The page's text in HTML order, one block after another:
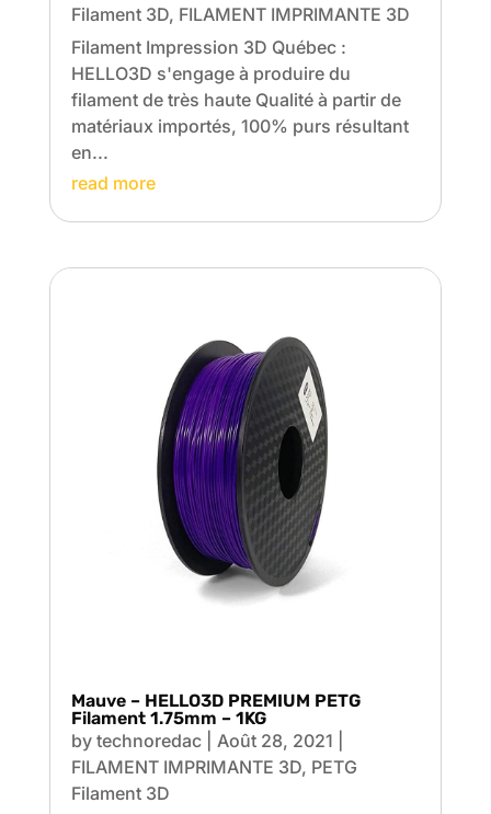
Filament 3D, FILAMENT IMPRIMANTE 3D
Filament Impression 3D Québec :
HELLO3D s'engage à produire du
filament de très haute Qualité à partir de
matériaux importés, 100% purs résultant
en...
read more
Mauve – HELLO3D PREMIUM PETG
Filament 1.75mm – 1KG
by technoredac| Août 28, 2021
FILAMENT IMPRIMANTE 3D, PETG
Filament 3D